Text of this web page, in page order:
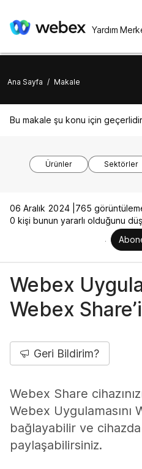
Yardım
Ana Sayfa / Makale
Bu makale şu konu için
Ürünler Sektörler
06 Aralık 2024 | 765
0 kişi bunun yararlı olduğunu
Webex
Webex
Geri Bildirim?
Webex Share
Webex Uygulamasını
bağlayabilir ve
paylaşabilirsiniz.